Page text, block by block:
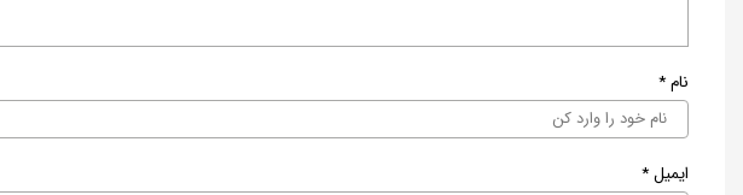
نام*
ایمیل*